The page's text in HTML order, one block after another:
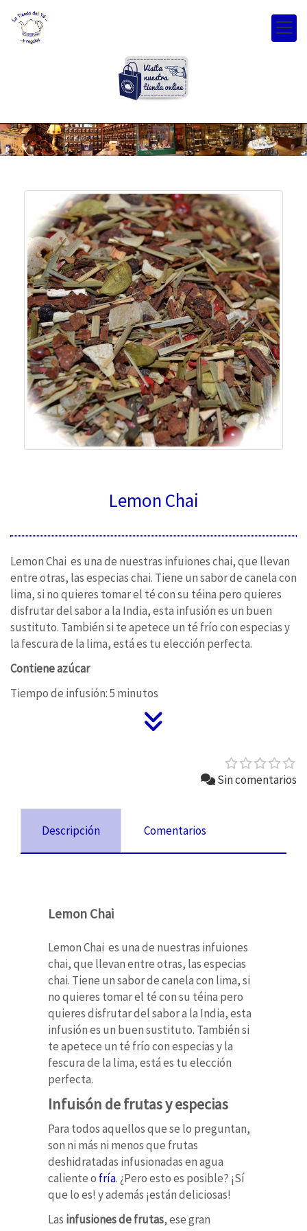
Lemon Chai
Lemon Chai es una de nuestras infuiones chai, que llevan
entre otras, las especias chai. Tiene un sabor de canela con
lima, si no quieres tomar el té con su téina pero quieres
disfrutar del sabor a la India, esta infusión es un buen
sustituto. También si te apetece un té frío con especias y
la fescura de la lima, está es tu elección perfecta.
Contiene azúcar
Tiempo de infusión: 5 minutos
Sin comentarios
Descripción Comentarios
Lemon Chai
Lemon Chai es una de nuestras infuiones
chai, que llevan entre otras, las especias
chai. Tiene un sabor de canela con lima, si
no quieres tomar el té con su téina pero
quieres disfrutar del sabor a la India, esta
infusión es un buen sustituto. También si
te apetece un té frío con especias y la
fescura de la lima, está es tu elección
perfecta.
Infuisón de frutas y especias
Para todos aquellos que se lo preguntan,
son ni más ni menos que frutas
deshidratadas infusionadas en agua
caliente o fría. ¿Pero esto es posible? ¡Sí
que lo es! y además ¡están deliciosas!
Las infusiones de frutas, ese gran